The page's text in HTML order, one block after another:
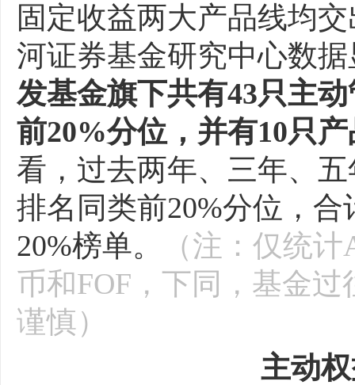
固定收益两大产品线均
河证券基金研究中心数
发基金旗下共有43只主
前20%分位，并有10只
看，过去两年、三年、
排名同类前20%分位，
20%榜单。
（注：仅统
币和FOF，下同，基金
谨慎）
主动